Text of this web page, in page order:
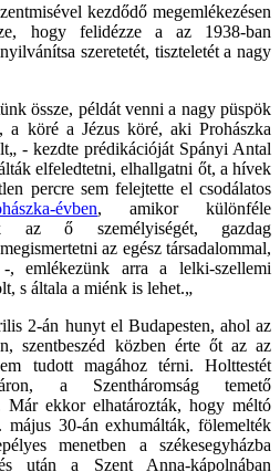
kezdődő megemlékezésen
hogy felidézze a az 1938-ban
szeretetét, tiszteletét a nagy
össze, példát venni a nagy püspök
a köré a Jézus köré, aki Prohászka
- kezdte prédikációját Spányi Antal
elfeledtetni, elhallgatni őt, a hívek
percre sem felejtette el csodálatos
évben, amikor különféle
az ő személyiségét, gazdag
az egész társadalommal,
emlékezünk arra a lelki-szellemi
s általa a miénk is lehet.„
2-án hunyt el Budapesten, ahol az
szentbeszéd közben érte őt az az
tudott magához térni. Holttestét
a Szentháromság temető
Már ekkor elhatározták, hogy méltó
30-án exhumálták, fölemelték
menetben a székesegyházba
után a Szent Anna-kápolnában